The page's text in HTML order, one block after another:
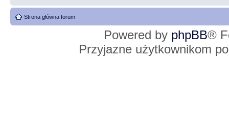
Strona główna forum
Powered by phpBB®
Przyjazne użytkownikom